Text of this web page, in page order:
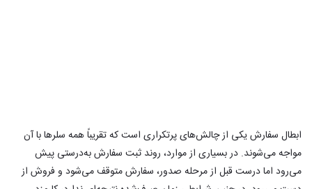
ابطال سفارش یکی از چالش‌های پرتکراری است که تقریباً همه سلرها با آن
مواجه می‌شوند. در بسیاری از موارد، روند ثبت سفارش به‌درستی پیش
می‌رود اما درست قبل از مرحله صدور، سفارش متوقف می‌شود و فروش از